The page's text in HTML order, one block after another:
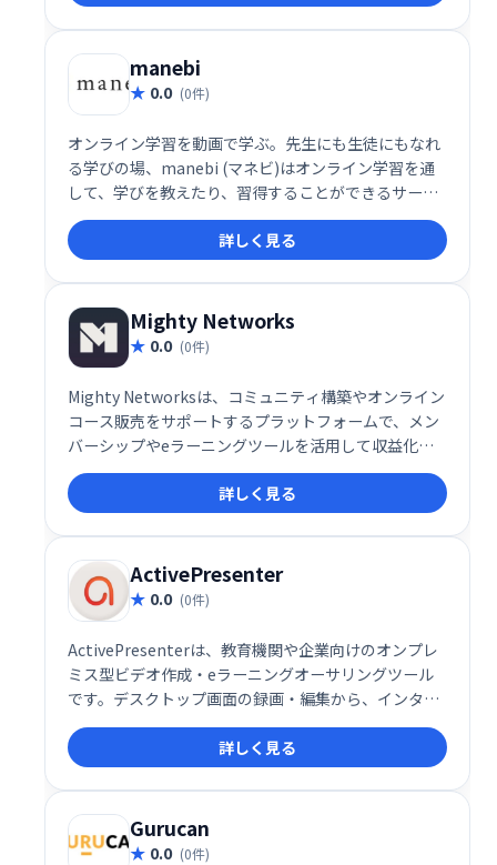
習や家庭学習に最適です。寄付によって運営されてい
る非営利団体です。
manebi
0.0 (0件)
オンライン学習を動画で学ぶ。先生にも生徒にもなれ
る学びの場、manebi (マネビ)はオンライン学習を通
して、学びを教えたり、習得することができるサービ
ス
詳しく見る
Mighty Networks
0.0 (0件)
Mighty Networksは、コミュニティ構築やオンライン
コース販売をサポートするプラットフォームで、メン
バーシップやeラーニングツールを活用して収益化が
可能です。
詳しく見る
ActivePresenter
0.0 (0件)
ActivePresenterは、教育機関や企業向けのオンプレ
ミス型ビデオ作成・eラーニングオーサリングツール
です。デスクトップ画面の録画・編集から、インタラ
クティブなHTML5コンテンツ作成まで、幅広い機能を
提供します。オーディオ/ビデオ編集機能も充実してお
り、Mac/Windows両対応で作成したコンテンツはあ
らゆるモバイルデバイスで共有可能です。効率的なe
ラーニングコンテンツ制作を実現します。
詳しく見る
Gurucan
0.0 (0件)